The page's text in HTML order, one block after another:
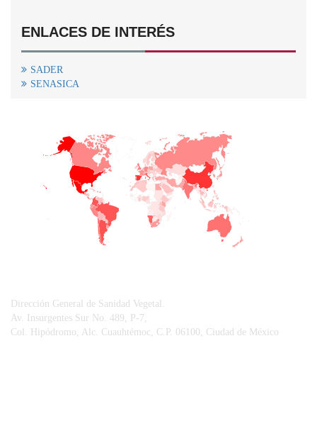
ENLACES DE INTERÉS
SADER
SENASICA
Dirección General de Sanidad Vegetal.
Av. Insurgentes Sur No. 489, P-7,
Col. Hipódromo, Alc. Cuauhtémoc, C.P. 06100, Ciudad de México